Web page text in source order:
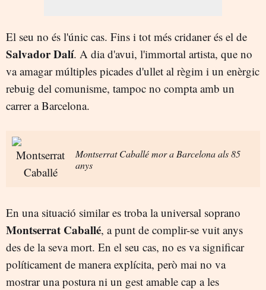
El seu no és l'únic cas. Fins i tot més cridaner és el de
Salvador Dalí. A dia d'avui, l'immortal artista, que no
va amagar múltiples picades d'ullet al règim i un enèrgic
rebuig del comunisme, tampoc no compta amb un
carrer a Barcelona.
Montserrat Caballé mor a Barcelona als 85
anys
En una situació similar es troba la universal soprano
Montserrat Caballé, a punt de complir-se vuit anys
des de la seva mort. En el seu cas, no es va significar
políticament de manera explícita, però mai no va
mostrar una postura ni un gest amable cap a les